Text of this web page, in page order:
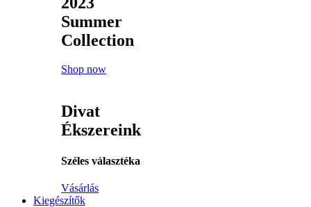
Summer
Collection
Shop now
Divat
Ékszereink
Széles választéka
Vásárlás
Kiegészítők